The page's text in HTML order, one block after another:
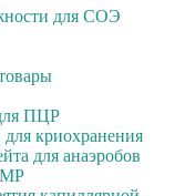
для СОЭ
ПЦР
криохранения
для анаэробов